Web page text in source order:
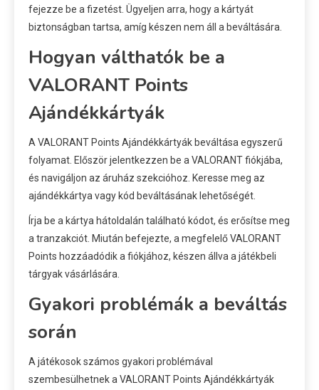
fejezze be a fizetést. Ügyeljen arra, hogy a kártyát
biztonságban tartsa, amíg készen nem áll a beváltására.
Hogyan válthatók be a
VALORANT Points
Ajándékkártyák
A VALORANT Points Ajándékkártyák beváltása egyszerű
folyamat. Először jelentkezzen be a VALORANT fiókjába,
és navigáljon az áruház szekcióhoz. Keresse meg az
ajándékkártya vagy kód beváltásának lehetőségét.
Írja be a kártya hátoldalán található kódot, és erősítse meg
a tranzakciót. Miután befejezte, a megfelelő VALORANT
Points hozzáadódik a fiókjához, készen állva a játékbeli
tárgyak vásárlására.
Gyakori problémák a beváltás
során
A játékosok számos gyakori problémával
szembesülhetnek a VALORANT Points Ajándékkártyák